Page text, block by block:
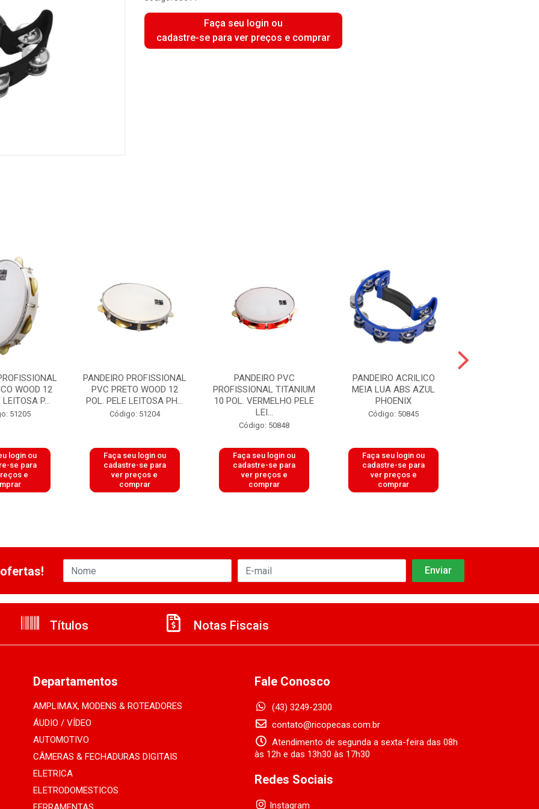
Faça seu login ou
cadastre-se para ver preços e comprar
WOOD 12
P...
51205
login ou
se para
e
PANDEIRO PROFISSIONAL
PVC PRETO WOOD 12
POL. PELE LEITOSA PH...
Código: 51204
Faça seu login ou
cadastre-se para
ver preços e
comprar
PANDEIRO PVC
PROFISSIONAL TITANIUM
10 POL. VERMELHO PELE
LEI...
Código: 50848
Faça seu login ou
cadastre-se para
ver preços e
comprar
PANDEIRO ACRILICO
MEIA LUA ABS AZUL
PHOENIX
Código: 50845
Faça seu login ou
cadastre-se para
ver preços e
comprar
Títulos Notas Fiscais
Departamentos
AMPLIMAX, MODENS & ROTEADORES
ÁUDIO / VÍDEO
AUTOMOTIVO
CÂMERAS & FECHADURAS DIGITAIS
ELETRICA
ELETRODOMESTICOS
Fale Conosco
(43) 3249-2300
contato@ricopecas.com.br
Atendimento de segunda a sexta-feira das 08h
às 12h e das 13h30 às 17h30
Redes Sociais
Instagram